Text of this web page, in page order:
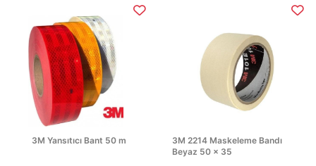
3M Yansıtıcı Bant 50 m
3M 2214 Maskeleme Bandı
Beyaz 50 × 35